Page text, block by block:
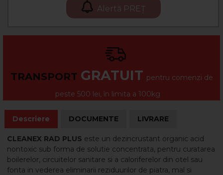
Alertă PREȚ
TRANSPORT GRATUIT pentru comenzi de
peste 500 lei, în limita a 100kg
Descriere DOCUMENTE LIVRARE
CLEANEX RAD PLUS este un dezincrustant organic acid
nontoxic sub forma de solutie concentrata, pentru curatarea
boilerelor, circuitelor sanitare si a caloriferelor din otel sau
fonta in vederea eliminarii reziduurilor de piatra, mal si